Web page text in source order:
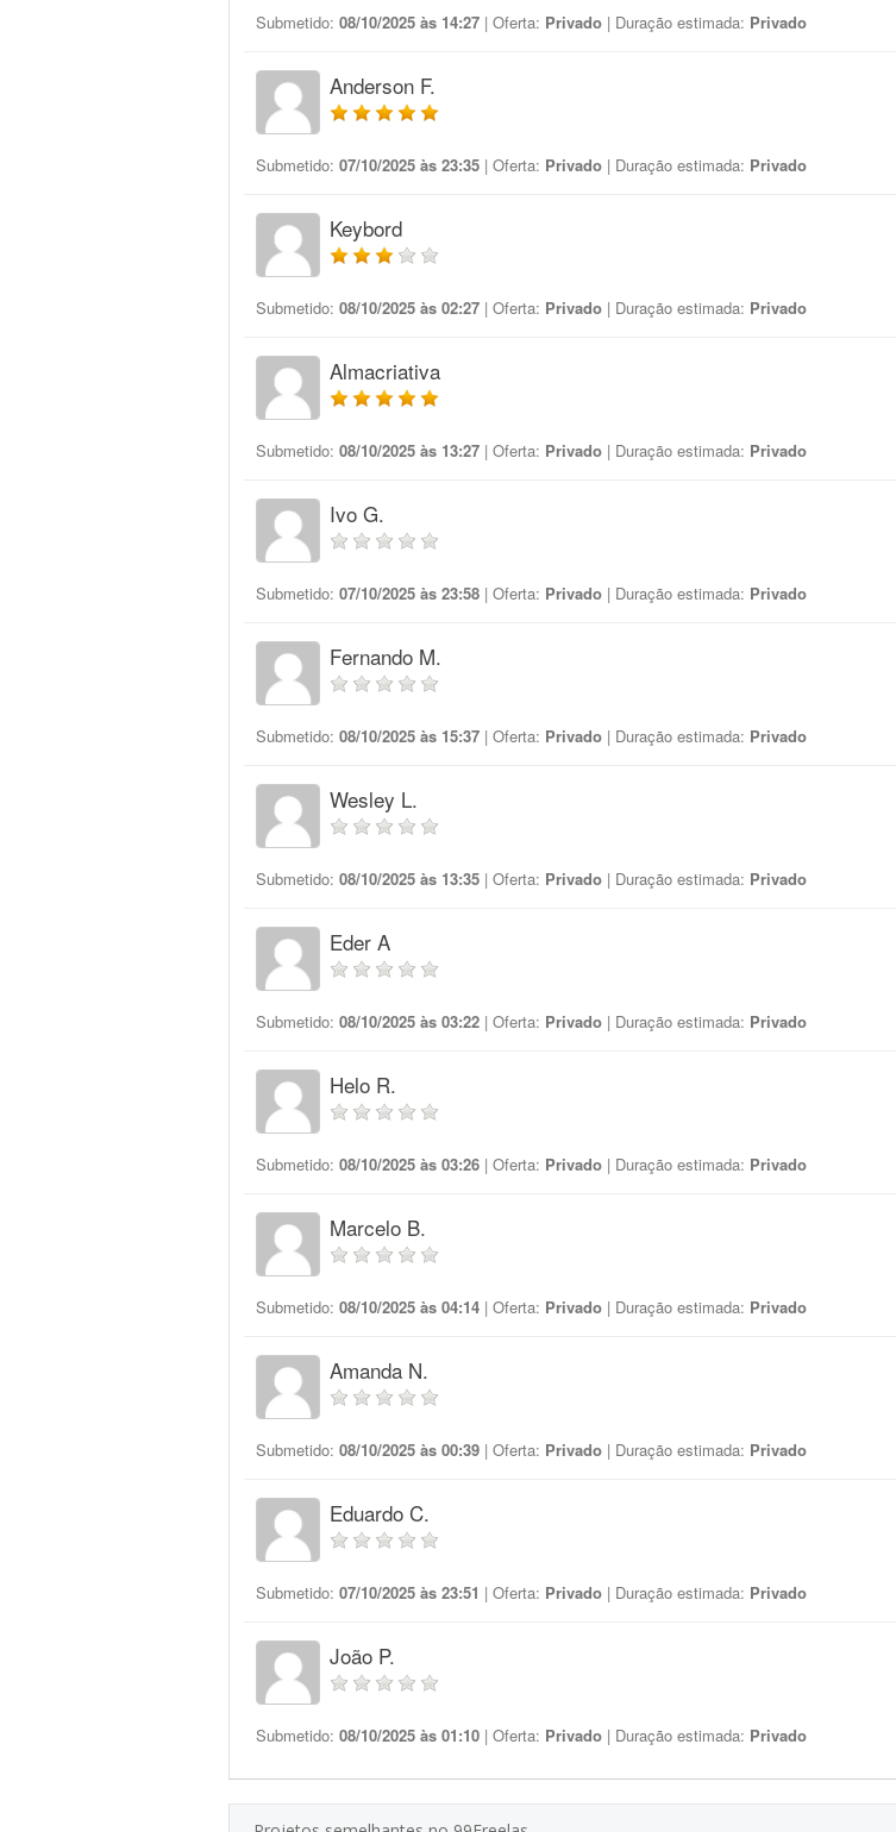
Submetido: 08/10/2025 às 14:27 | Oferta: Privado | Duração estimada: Privado
Anderson F.
Submetido: 07/10/2025 às 23:35 | Oferta: Privado | Duração estimada: Privado
Keybord
Submetido: 08/10/2025 às 02:27 | Oferta: Privado | Duração estimada: Privado
Almacriativa
Submetido: 08/10/2025 às 13:27 | Oferta: Privado | Duração estimada: Privado
Ivo G.
Submetido: 07/10/2025 às 23:58 | Oferta: Privado | Duração estimada: Privado
Fernando M.
Submetido: 08/10/2025 às 15:37 | Oferta: Privado | Duração estimada: Privado
Wesley L.
Submetido: 08/10/2025 às 13:35 | Oferta: Privado | Duração estimada: Privado
Eder A
Submetido: 08/10/2025 às 03:22 | Oferta: Privado | Duração estimada: Privado
Helo R.
Submetido: 08/10/2025 às 03:26 | Oferta: Privado | Duração estimada: Privado
Marcelo B.
Submetido: 08/10/2025 às 04:14 | Oferta: Privado | Duração estimada: Privado
Amanda N.
Submetido: 08/10/2025 às 00:39 | Oferta: Privado | Duração estimada: Privado
Eduardo C.
Submetido: 07/10/2025 às 23:51 | Oferta: Privado | Duração estimada: Privado
João P.
Submetido: 08/10/2025 às 01:10 | Oferta: Privado | Duração estimada: Privado